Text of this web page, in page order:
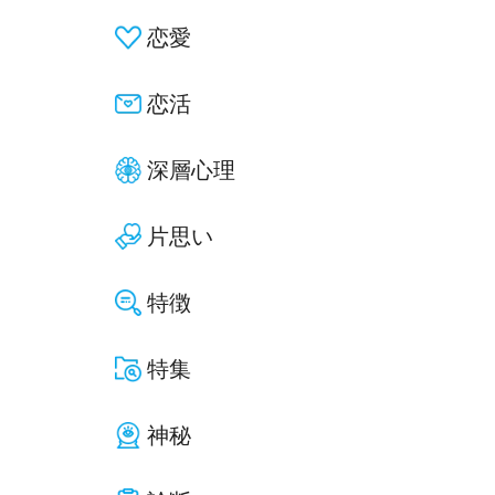
恋愛
恋活
深層心理
片思い
特徴
特集
神秘